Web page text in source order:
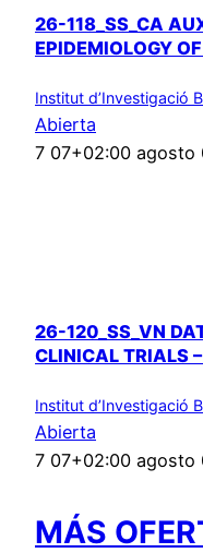
26-118_SS_CA
EPIDEMIOLOGY
Institut d’Investigació
Abierta
7 07+02:00 agosto
26-120_SS_VN
CLINICAL TRIALS
Institut d’Investigació
Abierta
7 07+02:00 agosto
MÁS